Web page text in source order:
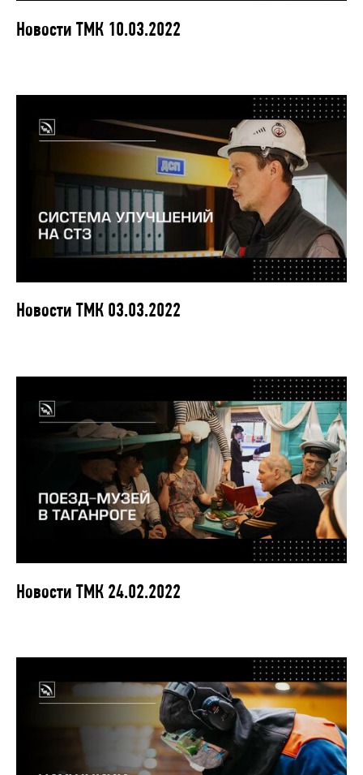
Новости ТМК 10.03.2022
Новости ТМК 03.03.2022
Новости ТМК 24.02.2022